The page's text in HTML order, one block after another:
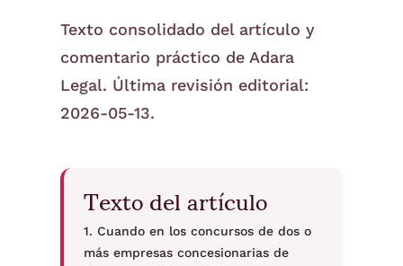
Texto consolidado del artículo y
comentario práctico de Adara
Legal. Última revisión editorial:
2026-05-13.
Texto del artículo
1. Cuando en los concursos de dos o
más empresas concesionarias de